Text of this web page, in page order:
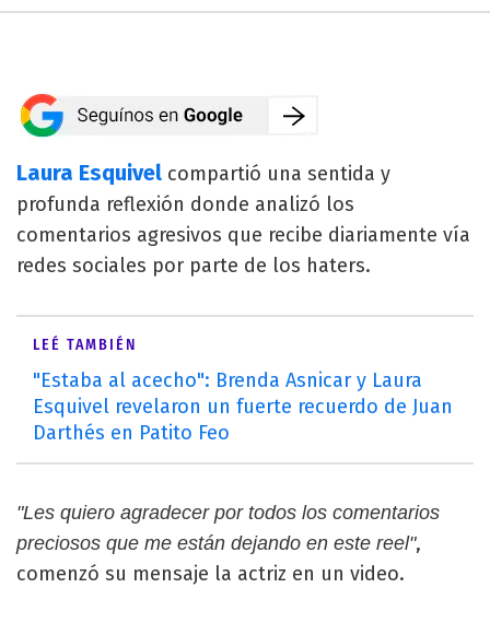
Laura Esquivel compartió una sentida y
profunda reflexión donde analizó los
comentarios agresivos que recibe diariamente vía
redes sociales por parte de los haters.
LEÉ TAMBIÉN
"Estaba al acecho": Brenda Asnicar y Laura
Esquivel revelaron un fuerte recuerdo de Juan
Darthés en Patito Feo
"Les quiero agradecer por todos los comentarios
preciosos que me están dejando en este reel",
comenzó su mensaje la actriz en un video.